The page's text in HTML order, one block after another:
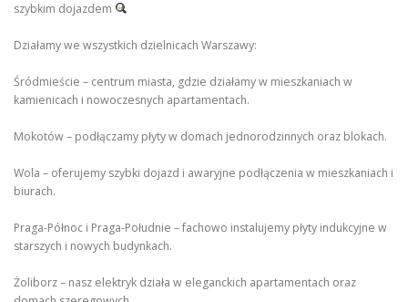
szybkim dojazdem
Działamy we wszystkich dzielnicach Warszawy:
Śródmieście – centrum miasta, gdzie działamy w mieszkaniach w
kamienicach i nowoczesnych apartamentach.
Mokotów – podłączamy płyty w domach jednorodzinnych oraz blokach.
Wola – oferujemy szybki dojazd i awaryjne podłączenia w mieszkaniach i
biurach.
Praga-Północ i Praga-Południe – fachowo instalujemy płyty indukcyjne w
starszych i nowych budynkach.
Żoliborz – nasz elektryk działa w eleganckich apartamentach oraz